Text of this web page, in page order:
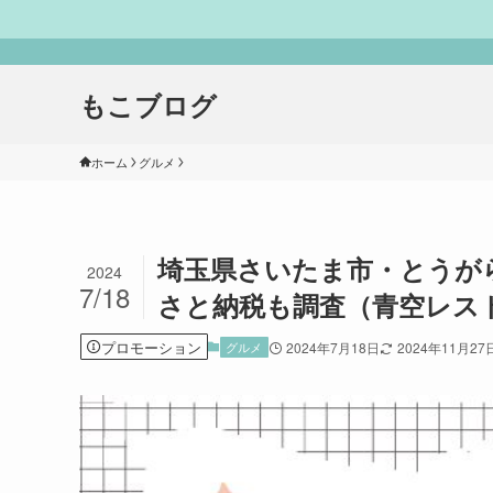
もこブログ
ホーム グルメ
埼玉県さいたま市・とう
さと納税も調査（青空レス
2024
7/18
プロモーション グルメ 2024年7月18日 2024年11月27